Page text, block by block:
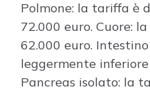
Polmone: la tariffa è
72.000 euro. Cuore:
62.000 euro.
leggermente
Pancreas isolato: la